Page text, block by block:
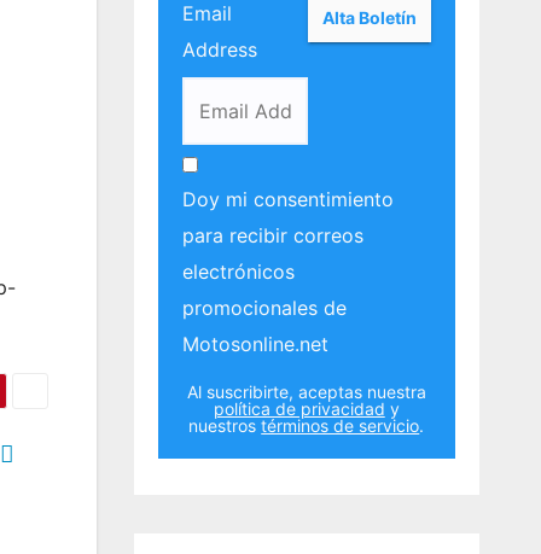
Email
Address
Doy mi consentimiento
para recibir correos
electrónicos
promocionales de
Motosonline.net
Al suscribirte, aceptas nuestra
política de privacidad y
nuestrostérminos de servicio.